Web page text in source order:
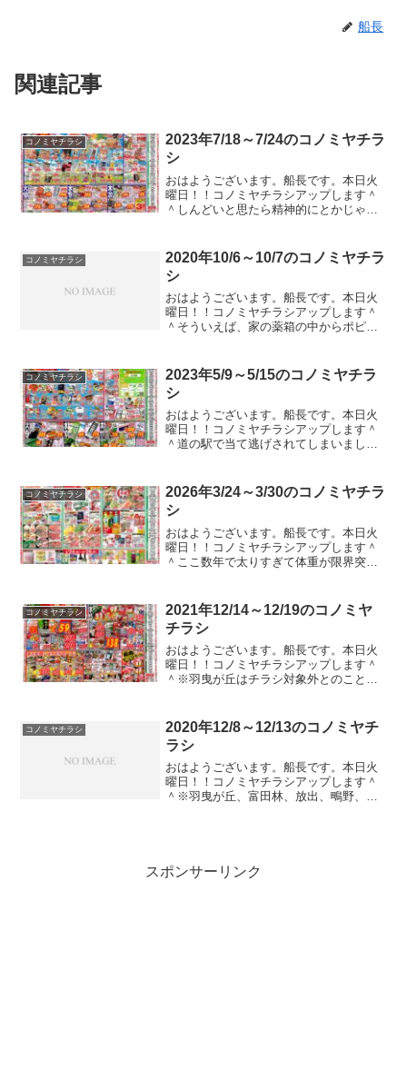
船長
関連記事
コノミヤチラシ
2023年7/18～7/24のコノミヤチラ
シ
おはようございます。船長です。本日火
曜日！！コノミヤチラシアップします＾
＾しんどいと思たら精神的にとかじゃな
ーポンのチラシが入ってたのでコノミヤ
チラシ以外もアップしてい...
コノミヤチラシ
2020年10/6～10/7のコノミヤチラ
シ
おはようございます。船長です。本日火
曜日！！コノミヤチラシアップします＾
＾そういえば、家の薬箱の中からポピド
チクソ値段が上がってたアレ。いうて、
医薬品なんで転売とかはで...
コノミヤチラシ
2023年5/9～5/15のコノミヤチラ
シ
おはようございます。船長です。本日火
曜日！！コノミヤチラシアップします＾
＾道の駅で当て逃げされてしまいまし
ーミヤンのクーポンのチラシが入ってた
のでコノミヤチラシ以外もア...
コノミヤチラシ
2026年3/24～3/30のコノミヤチラ
シ
おはようございます。船長です。本日火
曜日！！コノミヤチラシアップします＾
＾ここ数年で太りすぎて体重が限界突破
がどうもうまくいきません。。。そして
ついに、健康診断で糖...
コノミヤチラシ
2021年12/14～12/19のコノミヤ
チラシ
おはようございます。船長です。本日火
曜日！！コノミヤチラシアップします＾
＾※羽曳が丘はチラシ対象外とのこと。
んだ！！！暖かいに決まってる！！絶対
そうだ！！寒すぎてわけわ...
コノミヤチラシ
2020年12/8～12/13のコノミヤチ
ラシ
おはようございます。船長です。本日火
曜日！！コノミヤチラシアップします＾
＾※羽曳が丘、富田林、放出、鴫野、徳
スポンサーリンク